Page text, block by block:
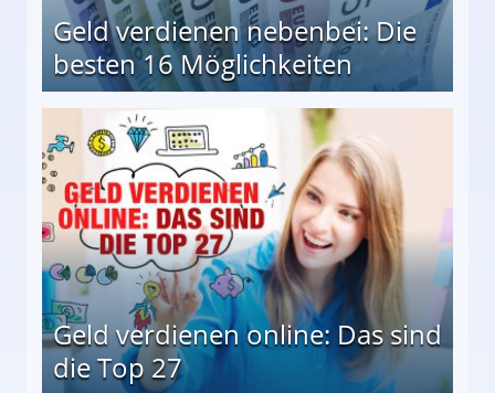
Geld verdienen nebenbei: Die
besten 16 Möglichkeiten
Geld verdienen online: Das sind
die Top 27